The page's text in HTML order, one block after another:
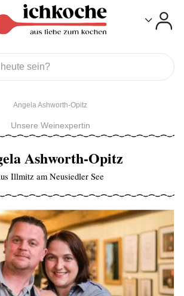
Angela Ashworth-Opitz
Unsere Weinexpertin
Ashworth-Opitz
Illmitz am Neusiedler See